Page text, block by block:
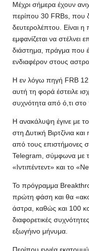
Μέχρι σήμερα έχουν
περίπου 30 FRBs, που
δευτερολέπτου. Είναι
εμφανίζεται να
διάστημα, πράγμα που
ενδιαφέρον στους
Η εν λόγω πηγή FRB
αυτή τη φορά έστειλε
συχνότητα από ό,τι
Η ανακάλυψη έγινε με
στη Δυτική Βιρτζίνια
από τους επιστήμονες
Telegram, σύμφωνα με
«Ιντιπέντεντ» και το
Το πρόγραμμα
πρώτη φάση και θα
άστρα, καθώς και 100
διαφορετικές
εξωγήινο μήνυμα.